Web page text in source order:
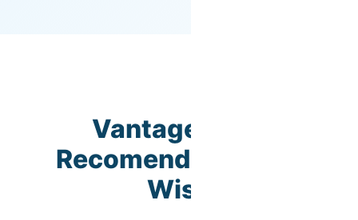
Vantagens de
Recomendar a Host
Wise